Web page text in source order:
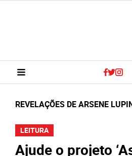
REVELAÇÕES DE ARSENE
LEITURA
Ajude o projeto